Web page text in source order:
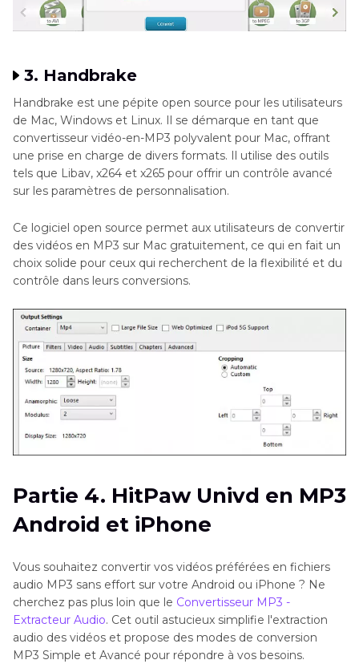
3. Handbrake
Handbrake est une pépite open source pour les utilisateurs
de Mac, Windows et Linux. Il se démarque en tant que
convertisseur vidéo-en-MP3 polyvalent pour Mac, offrant
une prise en charge de divers formats. Il utilise des outils
tels que Libav, x264 et x265 pour offrir un contrôle avancé
sur les paramètres de personnalisation.
Ce logiciel open source permet aux utilisateurs de convertir
des vidéos en MP3 sur Mac gratuitement, ce qui en fait un
choix solide pour ceux qui recherchent de la flexibilité et du
contrôle dans leurs conversions.
Partie 4. HitPaw Univd en MP3
Android et iPhone
Vous souhaitez convertir vos vidéos préférées en fichiers
audio MP3 sans effort sur votre Android ou iPhone ? Ne
cherchez pas plus loin que le Convertisseur MP3 -
Extracteur Audio. Cet outil astucieux simplifie l'extraction
audio des vidéos et propose des modes de conversion
MP3 Simple et Avancé pour répondre à vos besoins.